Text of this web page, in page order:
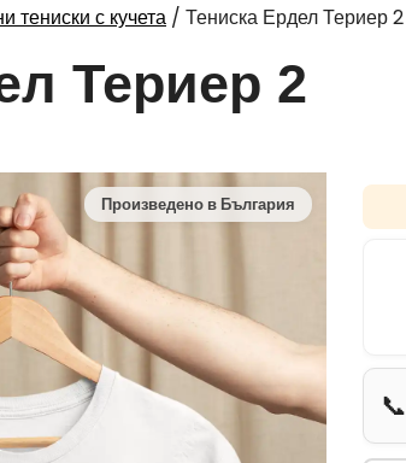
тениски с кучета / Тениска Ердел Териер 2
Териер 2
📞